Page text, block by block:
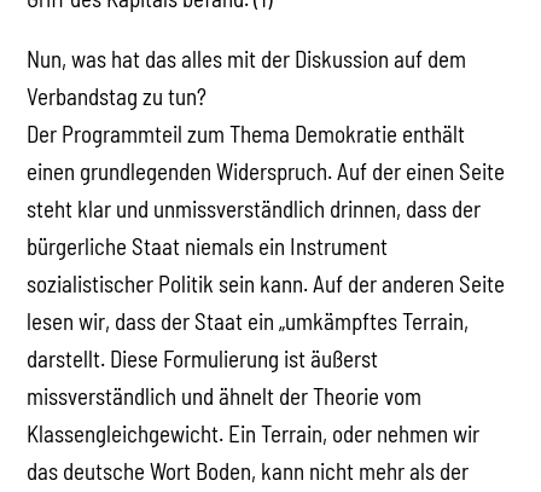
Nun, was hat das alles mit der Diskussion auf dem
Verbandstag zu tun?
Der Programmteil zum Thema Demokratie enthält
einen grundlegenden Widerspruch. Auf der einen Seite
steht klar und unmissverständlich drinnen, dass der
bürgerliche Staat niemals ein Instrument
sozialistischer Politik sein kann. Auf der anderen Seite
lesen wir, dass der Staat ein „umkämpftes Terrain,
darstellt. Diese Formulierung ist äußerst
missverständlich und ähnelt der Theorie vom
Klassengleichgewicht. Ein Terrain, oder nehmen wir
das deutsche Wort Boden, kann nicht mehr als der